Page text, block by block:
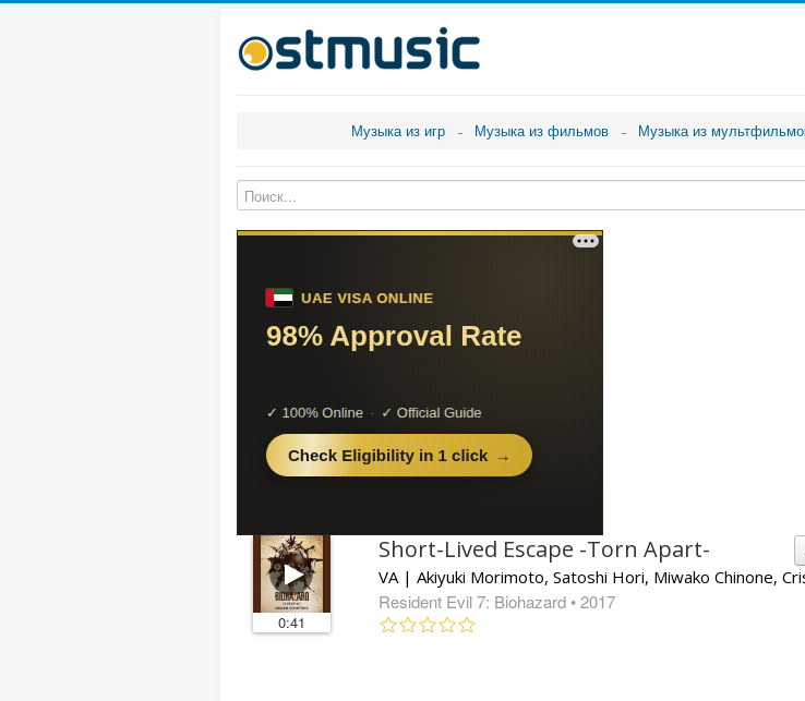
Музыка из игр Музыка из фильмов Музыка из
0:41
Short-Lived Escape -Torn Apart-
Resident Evil 7: Biohazard • 2017